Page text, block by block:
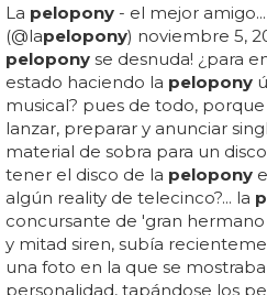
La pelopony - el mejor
(@lapelopony) noviembre 5,
pelopony se desnuda! ¿para
estado haciendo la pelopony
musical? pues de todo,
lanzar, preparar y anunciar
material de sobra para un
tener el disco de la pelopony
algún reality de telecinco?... la
concursante de 'gran
y mitad siren, subía
una foto en la que se
personalidad, tapándose los